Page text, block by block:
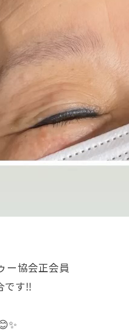
ー協会正会員
です‼︎